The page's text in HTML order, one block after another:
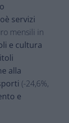
servizi
mensili in
e cultura
alla
(-24,6%,
e